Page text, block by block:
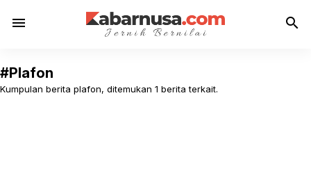
menu search
#Plafon
Kumpulan berita plafon, ditemukan 1 berita terkait.